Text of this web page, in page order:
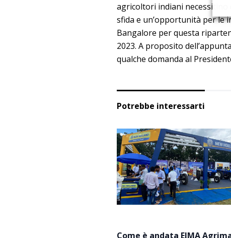
agricoltori indiani necessitino
sfida e un’opportunità per le
Bangalore per questa
2023. A proposito
qualche domanda al
Potrebbe interessarti
Come è andata EIMA